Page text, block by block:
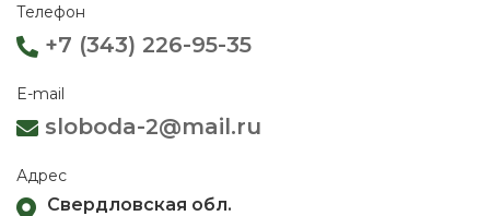
Телефон
+7 (343) 226-95-35
E-mail
sloboda-2@mail.ru
Адрес
Свердловская обл.